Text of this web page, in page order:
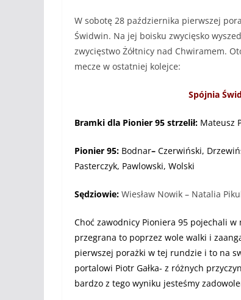
W sobotę 28 października pierwszej
Świdwin. Na jej boisku zwycięsko
zwycięstwo Żółtnicy nad Chwiramem.
mecze w ostatniej kolejce:
Spójnia
Bramki dla Pionier 95 strzelił: Mateusz
Pionier 95: Bodnar– Czerwiński,
Pasterczyk, Pawlowski, Wolski
Sędziowie: Wiesław Nowik – Natalia
Choć zawodnicy Pioniera 95 pojechali
przegrana to poprzez wole walki i
pierwszej porażki w tej rundzie i to na
portalowi Piotr Gałka- z różnych
bardzo z tego wyniku jesteśmy